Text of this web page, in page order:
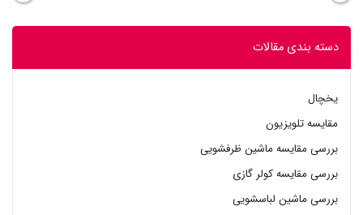
دسته بندی مقالات
یخچال
مقایسه تلویزیون
بررسی مقایسه ماشین ظرفشویی
بررسی مقایسه کولر گازی
بررسی ماشین لباسشویی